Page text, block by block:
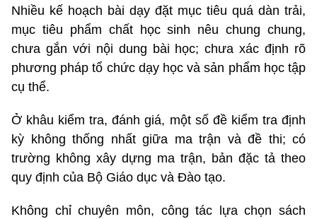
Nhiều kế hoạch bài dạy đặt mục tiêu quá dàn trải,
mục tiêu phẩm chất học sinh nêu chung chung,
chưa gắn với nội dung bài học; chưa xác định rõ
phương pháp tổ chức dạy học và sản phẩm học tập
cụ thể.
Ở khâu kiểm tra, đánh giá, một số đề kiểm tra định
kỳ không thống nhất giữa ma trận và đề thi; có
trường không xây dựng ma trận, bản đặc tả theo
quy định của Bộ Giáo dục và Đào tạo.
Không chỉ chuyên môn, công tác lựa chọn sách